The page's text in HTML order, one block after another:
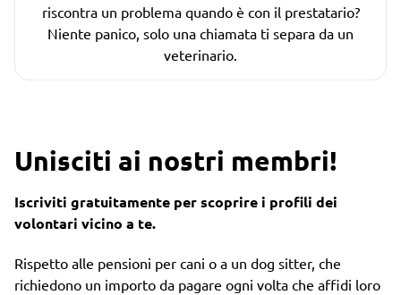
riscontra un problema quando è con il prestatario?
Niente panico, solo una chiamata ti separa da un
veterinario.
Unisciti ai nostri membri!
Iscriviti gratuitamente per scoprire i profili dei
volontari vicino a te.
Rispetto alle pensioni per cani o a un dog sitter, che
richiedono un importo da pagare ogni volta che affidi loro